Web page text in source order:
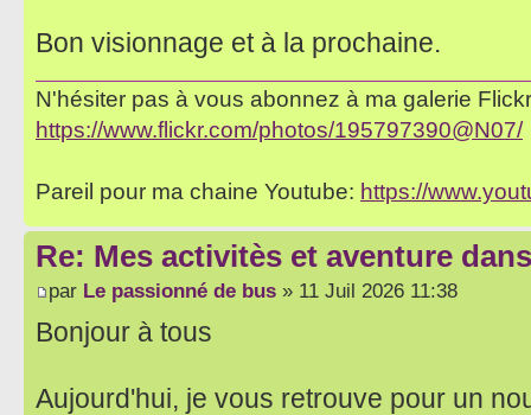
Bon visionnage et à la prochaine.
N'hésiter pas à vous abonnez à ma galerie
https://www.flickr.com/photos/195797390@N07/
Pareil pour ma chaine Youtube: https://
Re: Mes activitès et aventure
par Le passionné de bus » 11 Juil 2026 11:38
Bonjour à tous
Aujourd'hui, je vous retrouve pour un